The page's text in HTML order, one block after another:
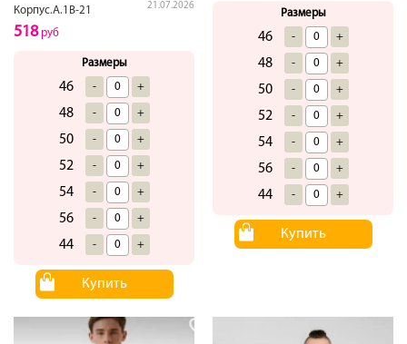
Корпус.А.1В-21
21.07.2026
518руб
Размеры
46 - +
48 - +
50 - +
52 - +
54 - +
56 - +
44 - +
Купить
Размеры
46 - +
48 - +
50 - +
52 - +
54 - +
56 - +
44 - +
Купить